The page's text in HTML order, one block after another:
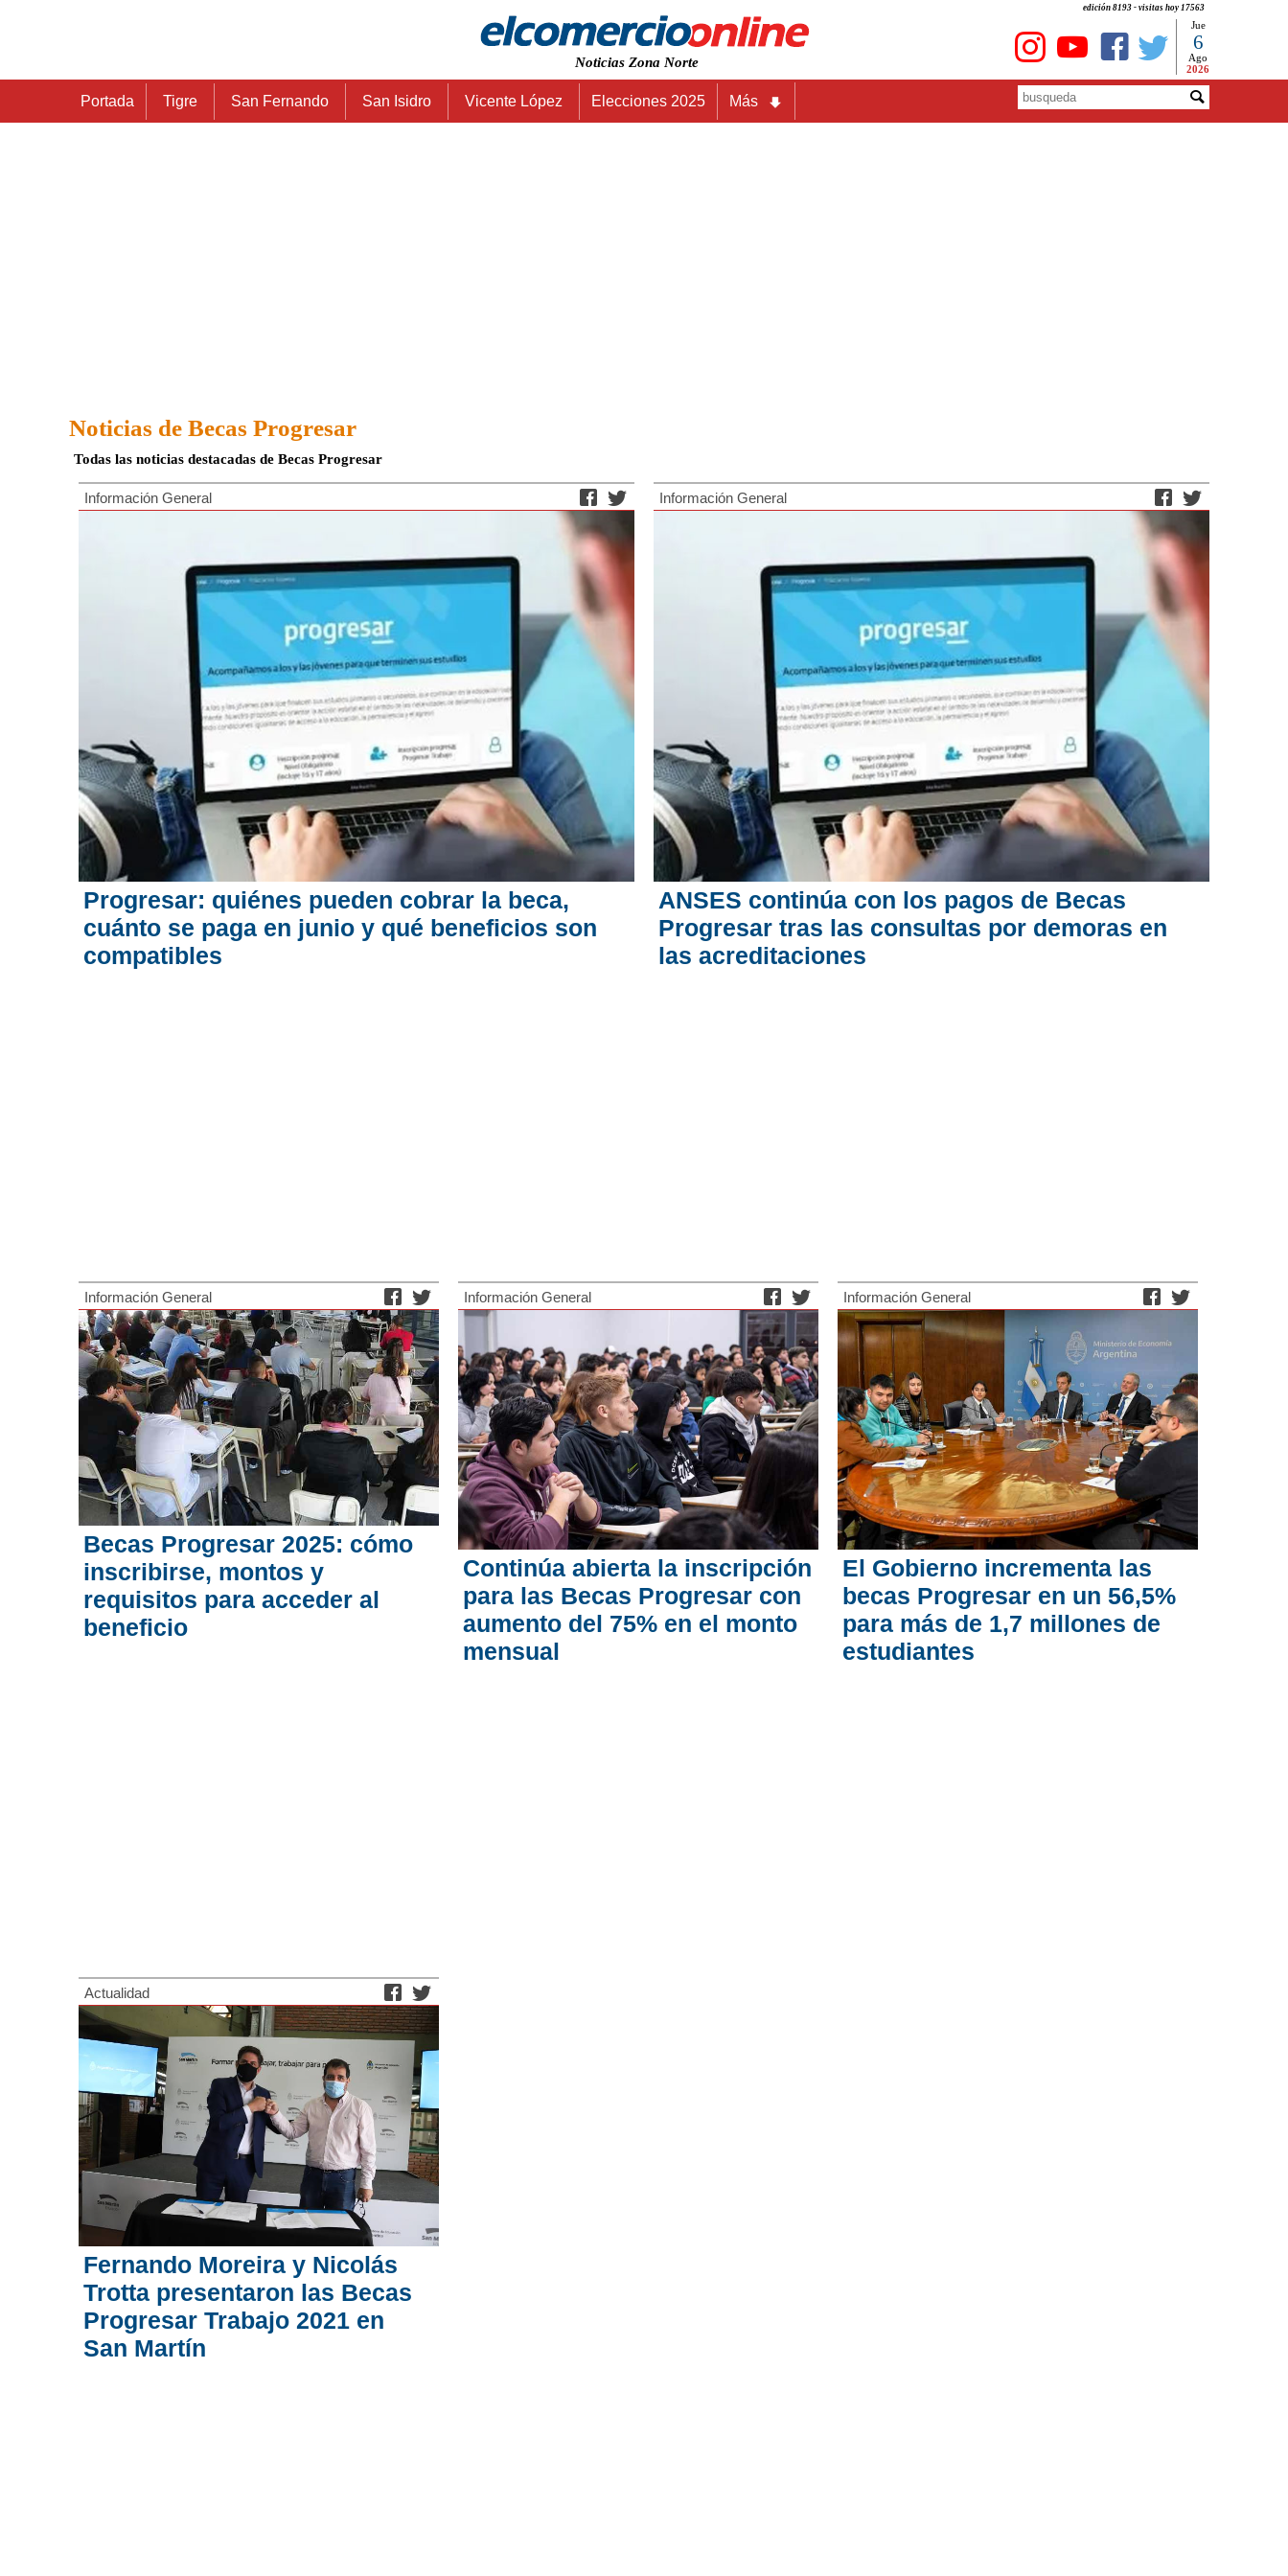
edición 8193 - visitas hoy 17563
Noticias Zona Norte
Jue
6
Ago
2026
Portada Tigre San Fernando San Isidro Vicente López Elecciones 2025 Más
Noticias de Becas Progresar
Todas las noticias destacadas de Becas Progresar
Información General
Progresar: quiénes pueden cobrar la beca,
cuánto se paga en junio y qué beneficios son
compatibles
Información General
ANSES continúa con los pagos de Becas
Progresar tras las consultas por demoras en
las acreditaciones
Información General
Becas Progresar 2025: cómo
inscribirse, montos y
requisitos para acceder al
beneficio
Información General
Continúa abierta la inscripción
para las Becas Progresar con
aumento del 75% en el monto
mensual
Información General
El Gobierno incrementa las
becas Progresar en un 56,5%
para más de 1,7 millones de
estudiantes
Actualidad
Fernando Moreira y Nicolás
Trotta presentaron las Becas
Progresar Trabajo 2021 en
San Martín